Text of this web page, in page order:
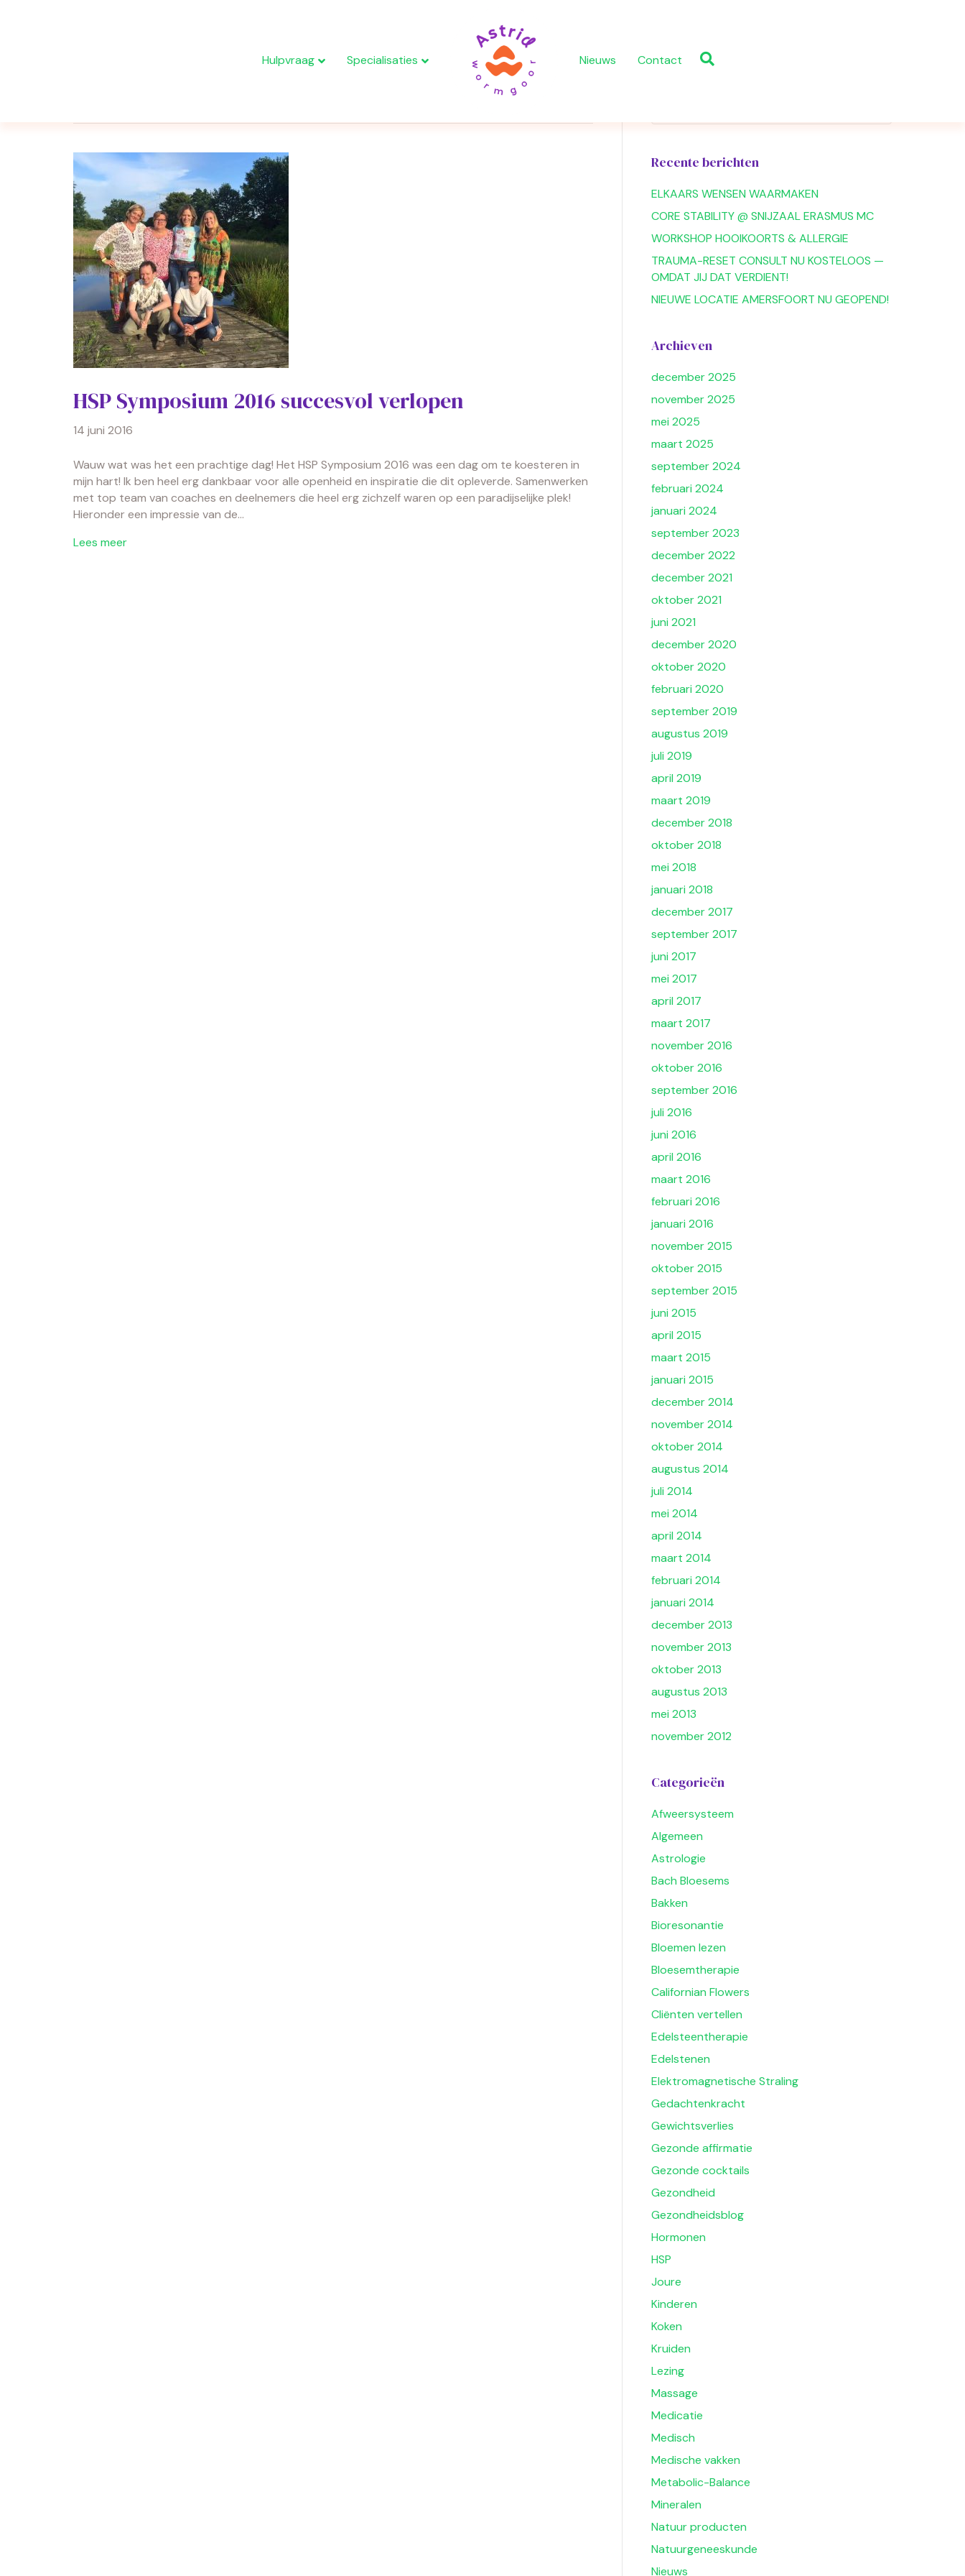
Hulpvraag Specialisaties Nieuws Contact
HSP Symposium 2016 succesvol verlopen
14 juni 2016
Wauw wat was het een prachtige dag! Het HSP Symposium 2016 was een dag om te koesteren in
mijn hart! Ik ben heel erg dankbaar voor alle openheid en inspiratie die dit opleverde. Samenwerken
met top team van coaches en deelnemers die heel erg zichzelf waren op een paradijselijke plek!
Hieronder een impressie van de…
Lees meer
Recente berichten
ELKAARS WENSEN WAARMAKEN
CORE STABILITY @ SNIJZAAL ERASMUS MC
WORKSHOP HOOIKOORTS & ALLERGIE
TRAUMA-RESET CONSULT NU KOSTELOOS —
OMDAT JIJ DAT VERDIENT!
NIEUWE LOCATIE AMERSFOORT NU GEOPEND!
Archieven
december 2025
november 2025
mei 2025
maart 2025
september 2024
februari 2024
januari 2024
september 2023
december 2022
december 2021
oktober 2021
juni 2021
december 2020
oktober 2020
februari 2020
september 2019
augustus 2019
juli 2019
april 2019
maart 2019
december 2018
oktober 2018
mei 2018
januari 2018
december 2017
september 2017
juni 2017
mei 2017
april 2017
maart 2017
november 2016
oktober 2016
september 2016
juli 2016
juni 2016
april 2016
maart 2016
februari 2016
januari 2016
november 2015
oktober 2015
september 2015
juni 2015
april 2015
maart 2015
januari 2015
december 2014
november 2014
oktober 2014
augustus 2014
juli 2014
mei 2014
april 2014
maart 2014
februari 2014
januari 2014
december 2013
november 2013
oktober 2013
augustus 2013
mei 2013
november 2012
Categorieën
Afweersysteem
Algemeen
Astrologie
Bach Bloesems
Bakken
Bioresonantie
Bloemen lezen
Bloesemtherapie
Californian Flowers
Cliënten vertellen
Edelsteentherapie
Edelstenen
Elektromagnetische Straling
Gedachtenkracht
Gewichtsverlies
Gezonde affirmatie
Gezonde cocktails
Gezondheid
Gezondheidsblog
Hormonen
HSP
Joure
Kinderen
Koken
Kruiden
Lezing
Massage
Medicatie
Medisch
Medische vakken
Metabolic-Balance
Mineralen
Natuur producten
Natuurgeneeskunde
Nieuws